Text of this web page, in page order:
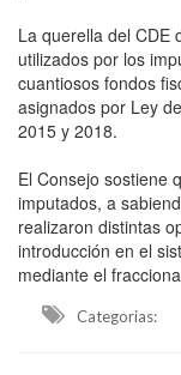
La querella del CDE
utilizados por los
cuantiosos fondos
asignados por Ley
2015 y 2018.
El Consejo sostiene
imputados, a
realizaron distintas
introducción en el
mediante el
Categorias: